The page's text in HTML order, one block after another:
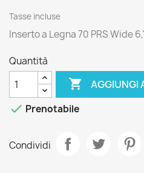
Tasse incluse
Inserto a Legna 70 PRS Wide
Quantità
 AGGIUNGI
 Prenotabile
Condividi